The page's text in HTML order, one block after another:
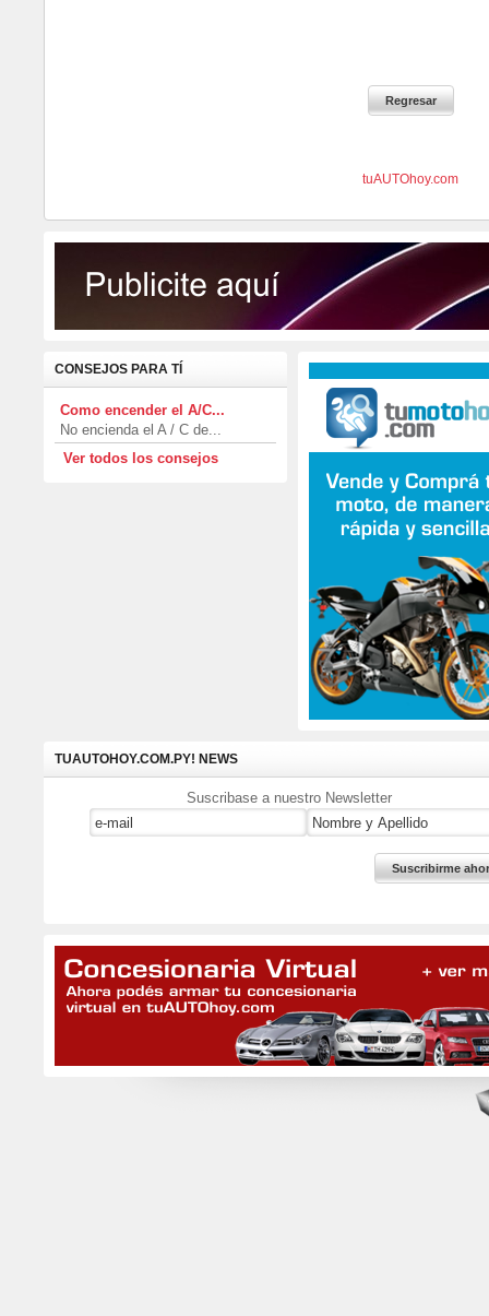
tuAUTOhoy.com
CONSEJOS PARA TÍ
Como encender el A/C...
No encienda el A / C de...
Ver todos los consejos
TUAUTOHOY.COM.PY! NEWS
Suscribase a nuestro Newsletter